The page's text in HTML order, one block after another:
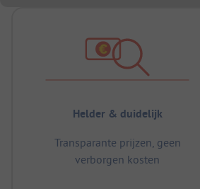
Helder & duidelijk
Transparante prijzen, geen
verborgen kosten